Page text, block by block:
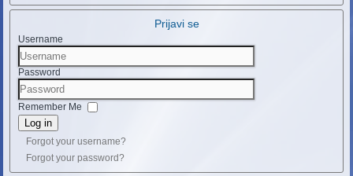
Prijavi se
Username
Password
Remember Me
Log in
Forgot your username?
Forgot your password?